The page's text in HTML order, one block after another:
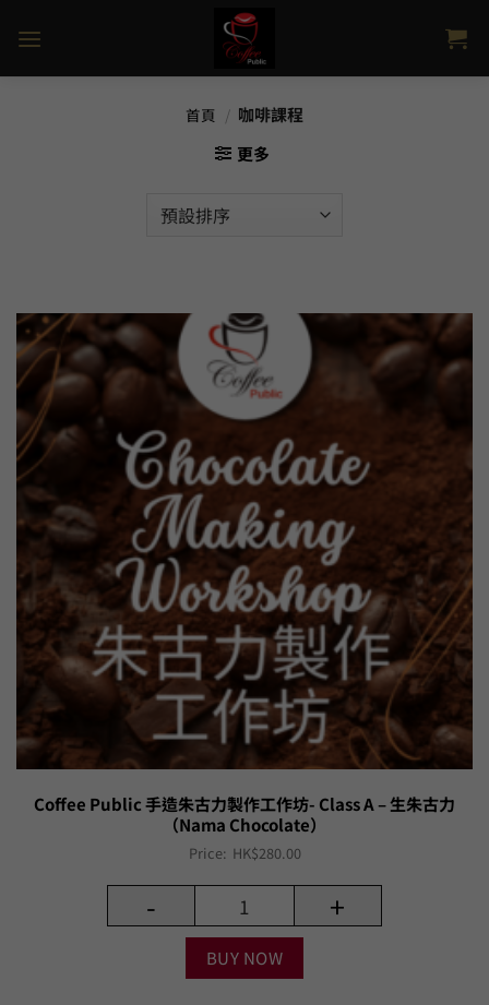
首頁 / 咖啡課程
更多
Coffee Public 手造朱古力製作工作坊- Class A – 生朱古力
（Nama Chocolate）
Price: HK$280.00
- +
BUY NOW